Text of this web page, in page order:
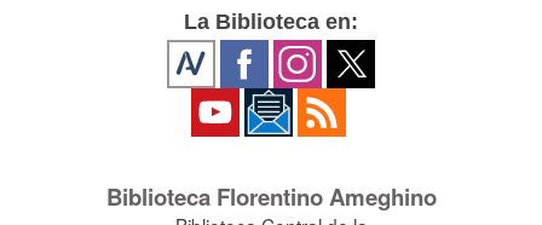
La Biblioteca en:
Biblioteca Florentino Ameghino